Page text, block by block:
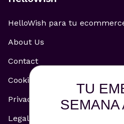
HelloWish para tu
About Us
Contact
Cookie Policy
Privacy Policy
Legal Notice
TU
SEMANA